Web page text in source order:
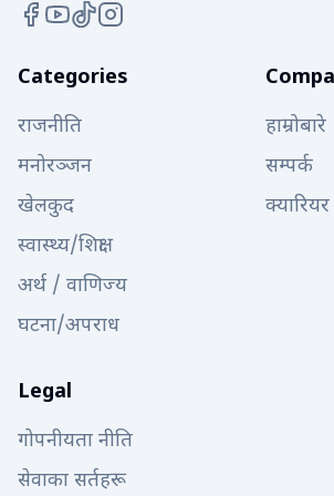
महासंघ उपाध्यक्ष पुरुषोत्तम पाण्डे, कर्णाली
प्रतिनिधि प्रकाश शाही र कोशी प्रदेशका
विमानस्थलमा महासंघका वरिष्ठ उपाध्यक्ष भरत
केन्द्रीय सदस्य हरि गिरी, काठमाडौँ पानी
समितिका संयोजक भिमसेन खतिवडाले भ्रमण
शुभकामनासहित बिदाई गर्नुभएको थियो। यस भ्रमणले नेपाली
पानी उद्योगको समग्र विकास, प्रविधि र बजार
बहुआयमिक फाइदा पुर्‍याउने देखिन्छ। यसबाट
स्तरमा प्रयोग भइरहेका अत्याधुनिक वाटर
र बोटलिङ प्रविधि नेपाल भित्राउनुका साथै
सहयोग पुग्नेछ। साथै, ISO वा HACCP जस्ता
आन्तरिक प्रयोगशालाहरूको सुदृढीकरण गर्न
यसका साथै, नेपालको प्राकृतिक र हिमाली
Categories
राजनीति
मनोरञ्जन
खेलकुद
स्वास्थ्य/शिक्षा
अर्थ / वाणिज्य
घटना/अपराध
हाम्रोबारे
सम्पर्क
क्यारियर
Legal
गोपनीयता नीति
सेवाका सर्तहरू